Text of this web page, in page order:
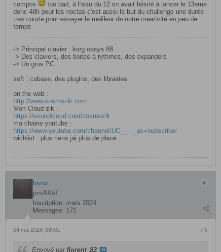
compos
too bad, à l'issu du 12 on avait hésité à lancer le 13eme
donc 48h pour les noctas c'est aussi le but du challenge une durée
tres courte pour essayer le meilleur de notre creativité en peu de
temps
-> Principal clavier : korg oasys 88
-> Des claviers, des boites à rythmes, des expanders
-> Un gros PC
soft : cubase, des plugins, des librairies
on the web :
http://www.cosmozik.com
Mon Cloud zik :
https://soundcloud.com/cosmozik
ma chaine youtube :
https://www.youtube.com/channel/UC__..._as=subscriber
wichlist : plus riens jai plus de place ....
Inno
proAKtif
Inscription: mars 2024
Messages: 171
#9
04 mai 2024, 08h31
Envoyé par florent_83